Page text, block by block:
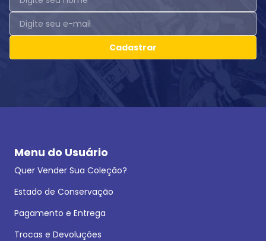
Cadastrar
Menu do Usuário
Quer Vender Sua Coleção?
Estado de Conservação
Pagamento e Entrega
Trocas e Devoluções